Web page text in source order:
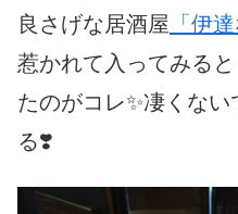
良さげな居酒屋 「伊
惹かれて入ってみる
たのがコレ✨凄くな
る❣️